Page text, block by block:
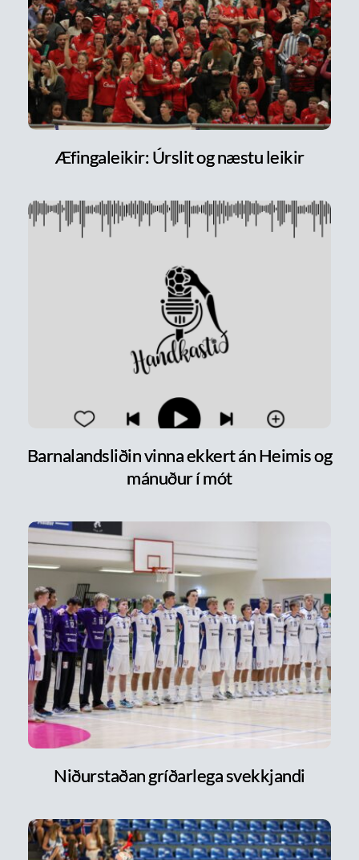
Æfingaleikir: Úrslit og næstu leikir
Barnalandsliðin vinna ekkert án Heimis og
mánuður í mót
Niðurstaðan gríðarlega svekkjandi